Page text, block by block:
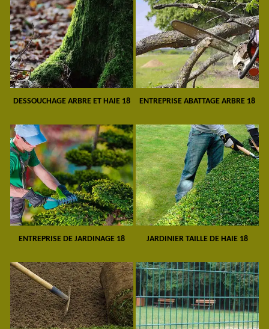
DESSOUCHAGE ARBRE ET HAIE 18 ENTREPRISE ABATTAGE ARBRE 18
ENTREPRISE DE JARDINAGE 18 JARDINIER TAILLE DE HAIE 18